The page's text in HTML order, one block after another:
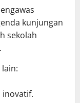
kunjungan
sekolah
inovatif.